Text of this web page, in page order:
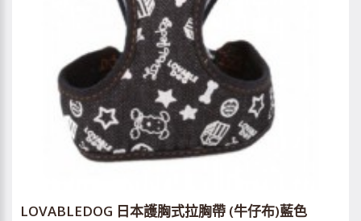
LOVABLEDOG 日本護胸式拉胸帶 (牛仔布)藍色